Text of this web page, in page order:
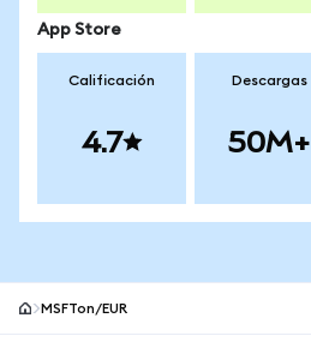
App Store
Calificación
4.7
Descargas
50M+
MSFTon/EUR